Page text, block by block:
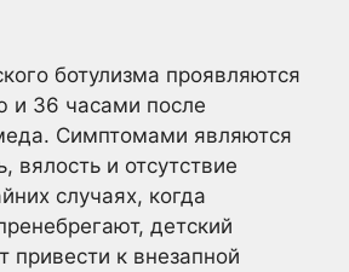
ботулизма проявляются
и 36 часами после
Симптомами являются
вялость и отсутствие
случаях, когда
детский
привести к внезапной